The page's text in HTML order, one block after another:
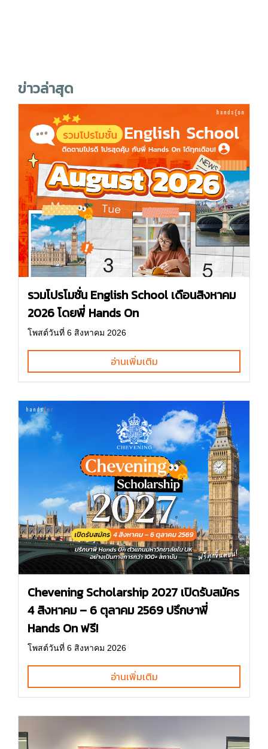
ข่าวล่าสุด
รวมโปรโมชั่น English School เดือนสิงหาคม
2026 โดยพี่ Hands On
โพสต์วันที่ 6 สิงหาคม 2026
อ่านเพิ่มเติม
Chevening Scholarship 2027 เปิดรับสมัคร
4 สิงหาคม – 6 ตุลาคม 2569 ปรึกษาพี่
Hands On ฟรี!
โพสต์วันที่ 6 สิงหาคม 2026
อ่านเพิ่มเติม